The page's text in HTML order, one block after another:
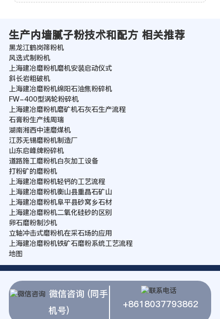
生产内墙腻子粉技术和配方 相关推荐
黑龙江鹤岗筛粉机
风选式制粉机
上海建冶磨粉机磨机安装启动仪式
斜长岩粗破机
上海建冶磨粉机绵阳石油焦粉碎机
FW-400型涡轮粉碎机
上海建冶磨粉机磨矿机石灰石生产流程
石膏粉生产线周瑞
湖南湘西中速磨煤机
江苏无锡磨粉机制造厂
山东启峰牌粉碎机
道路施工磨粉机白灰加工设备
打粉矿的磨粉机
上海建冶磨粉机轻钙的工艺流程
上海建冶磨粉机衡山县重晶石矿山
上海建冶磨粉机阜平县砂窝乡石材
上海建冶磨粉机二氧化硅砂的区别
卵石磨粉制沙机
立轴冲击式磨粉机在采石场的应用
上海建冶磨粉机铁矿石磨粉系统工艺流程
地图
微信咨询 (同手
机号)
+8618037793862